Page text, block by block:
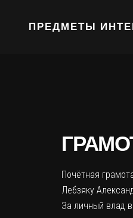
ПРЕДМЕТЫ
Почётная
Лебзяку
За личный влад